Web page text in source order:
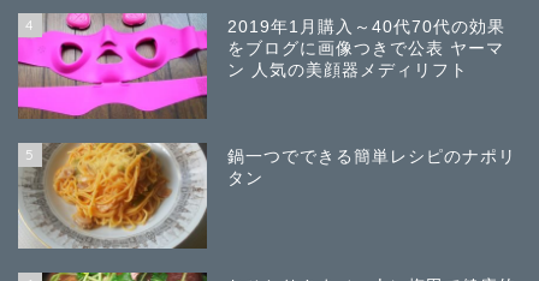
4
2019年1月購入～40代70代の効果
をブログに画像つきで公表 ヤーマ
ン 人気の美顔器メディリフト
5
鍋一つでできる簡単レシピのナポリ
タン